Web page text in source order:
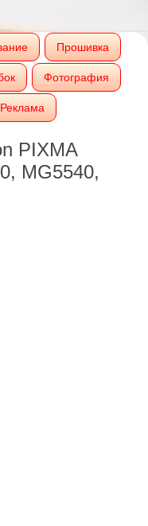
Прошивка
Фотография
Реклама
PIXMA
MG5540,